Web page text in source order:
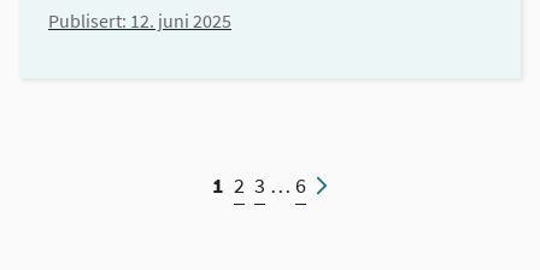
Publisert: 12. juni 2025
1 2 3 … 6